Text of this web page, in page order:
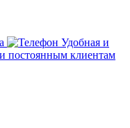
Удобная и
постоянным клиентам